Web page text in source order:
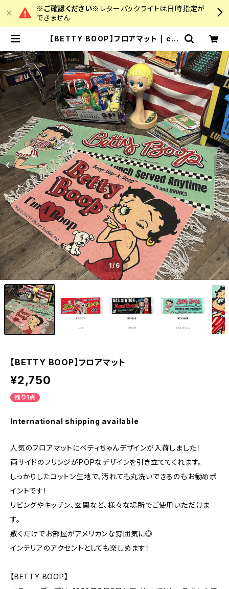
※ご確認ください※ レターパックライトは日時指定が
できません
【BETTY BOOP】フロアマット | col
1/6
【BETTY BOOP】フロアマット
¥2,750
残り1点
International shipping available
人気のフロアマットにベティちゃんデザインが入荷しました！
両サイドのフリンジがPOPなデザインを引き立ててくれます。
しっかりしたコットン生地で、汚れても丸洗いできるのもお勧めポ
イントです！
リビングやキッチン、玄関など、様々な場所でご使用いただけま
す。
敷くだけでお部屋がアメリカンな雰囲気に◎
インテリアのアクセントとしても楽しめます！
【BETTY BOOP】